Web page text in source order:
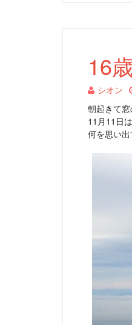
16
シオン
朝起きて窓
11月11日
何を思い